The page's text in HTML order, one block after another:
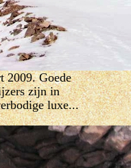
2009. Goede
zijn in
luxe...